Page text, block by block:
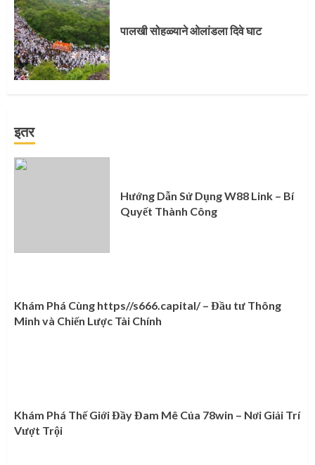
पालखी सोहळ्याने ओलांडला दिवे घाट
इतर
Hướng Dẫn Sử Dụng W88 Link – Bí
Quyết Thành Công
Khám Phá Cùng https//s666.capital/ – Đầu tư Thông
Minh và Chiến Lược Tài Chính
Khám Phá Thế Giới Đầy Đam Mê Của 78win – Nơi Giải Trí
Vượt Trội